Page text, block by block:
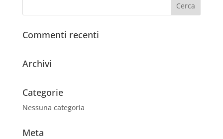
Commenti recenti
Archivi
Categorie
Nessuna categoria
Meta